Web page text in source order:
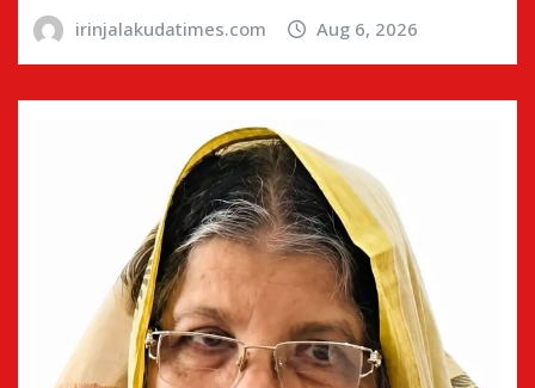
irinjalakudatimes.com Aug 6, 2026